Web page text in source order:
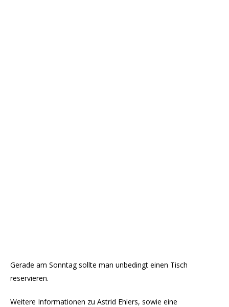
Gerade am Sonntag sollte man unbedingt einen Tisch
reservieren.
Weitere Informationen zu Astrid Ehlers, sowie eine